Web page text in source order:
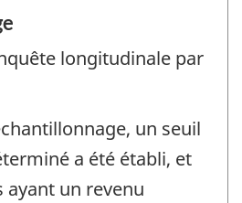
longitudinale par
un seuil
a été établi, et
un revenu